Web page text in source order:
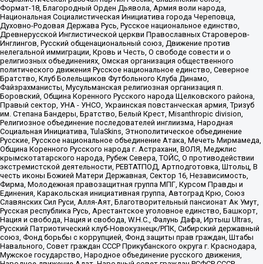
Формат-18, Благородный Орден Дьявола, Армия воли народа,
Национальная Социалистическая Инициатива города Череповца,
Духовно-Родовая Держава Русь, Русское национальное единство,
Древнерусской Инглистической церкви Православных Староверов-
Инглингов, Русский общенациональный союз, Движение против
нелегальной иммиграции, Кровь и Честь, О свободе совести и о
религиозных объединениях, Омская организация общественного
политического движения Русское национальное единство, Северное
Братство, Клуб Болельщиков Футбольного Клуба Динамо,
Файзрахманисты, Мусульманская религиозная организация п.
Боровский, Община Коренного Русского народа Щелковского района,
Правый сектор, УНА - УНСО, Украинская повстанческая армия, Тризуб
им. Степана Бандеры, Братство, Белый Крест, Misanthropic division,
Религиозное объединение последователей инглиизма, Народная
Социальная Инициатива, TulaSkins, Этнополитическое объединение
Русские, Русское национальное объединение Атака, Мечеть Мирмамеда,
Община Коренного Русского народа г. Астрахани, ВОЛЯ, Меджлис
крымскотатарского народа, Рубеж Севера, ТОЙС, О противодействии
экстремистской деятельности, РЕВТАТПОД, Артподготовка, Штольц, В
честь иконы Божией Матери Державная, Сектор 16, Независимость,
Фирма, Молодежная правозащитная группа МПГ, Курсом Правды и
Единения, Каракольская инициативная группа, Автоград Крю, Союз
Славянских Сил Руси, Алля-Аят, Благотворительный пансионат Ак Умут,
Русская республика Русь, Арестантское уголовное единство, Башкорт,
Нация и свобода, Нация и свобода, W.H.С., Фалунь Дафа, Иртыш Ultras,
Русский Патриотический клуб-Новокузнецк/РПК, Сибирский державный
союз, Фонд борьбы с коррупцией, Фонд защиты прав граждан, Штабы
Навального, Совет граждан СССР Прикубанского округа г. Краснодара,
Мужское государство, Народное объединение русского движения,